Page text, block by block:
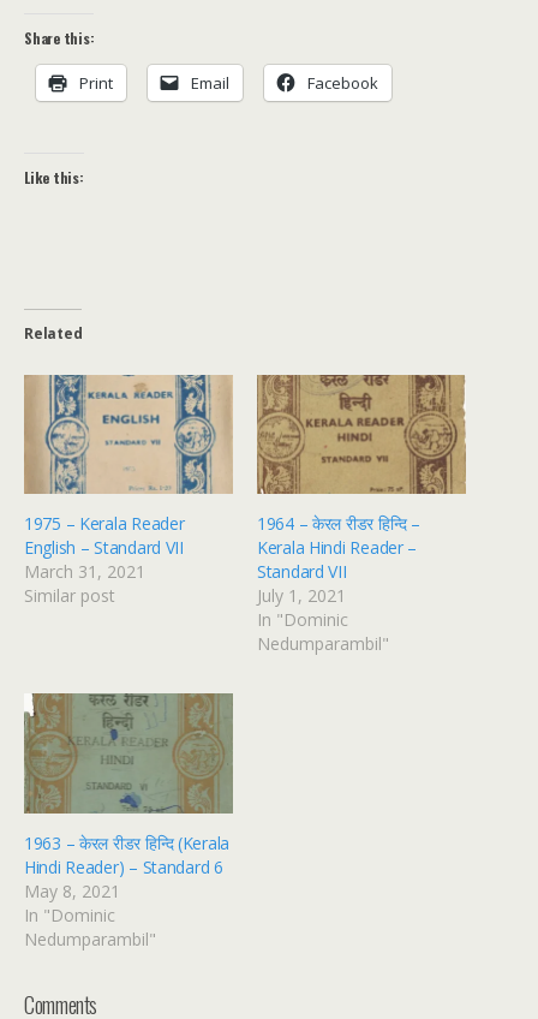
Share this:
Print Email Facebook
Like this:
Related
1975 – Kerala Reader
English – Standard VII
March 31, 2021
Similar post
1964 – केरल रीडर हिन्दि –
Kerala Hindi Reader –
Standard VII
July 1, 2021
In "Dominic
Nedumparambil"
1963 – केरल रीडर हिन्दि (Kerala
Hindi Reader) – Standard 6
May 8, 2021
In "Dominic
Nedumparambil"
Comments